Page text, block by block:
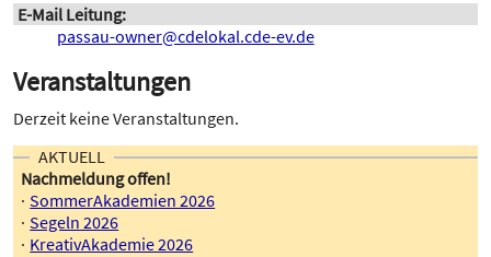
E-Mail Leitung
passau-owner@cdelokal.cde-ev.de
Veranstaltungen
Derzeit keine Veranstaltungen.
AKTUELL
Nachmeldung offen!
SommerAkademien 2026
Segeln 2026
KreativAkademie 2026